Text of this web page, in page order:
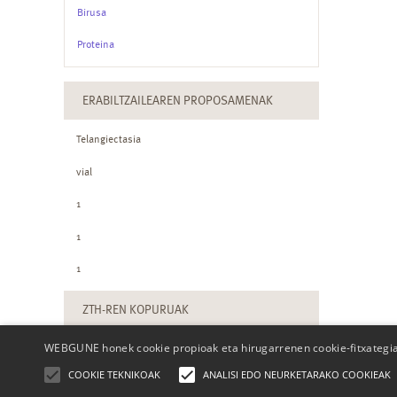
Birusa
Proteina
ERABILTZAILEAREN PROPOSAMENAK
Telangiectasia
vial
1
1
1
ZTH-REN KOPURUAK
WEBGUNE honek cookie propioak eta hirugarrenen cookie-
COOKIE TEKNIKOAK ANALISI EDO NEURKETARAKO COOKIEAK